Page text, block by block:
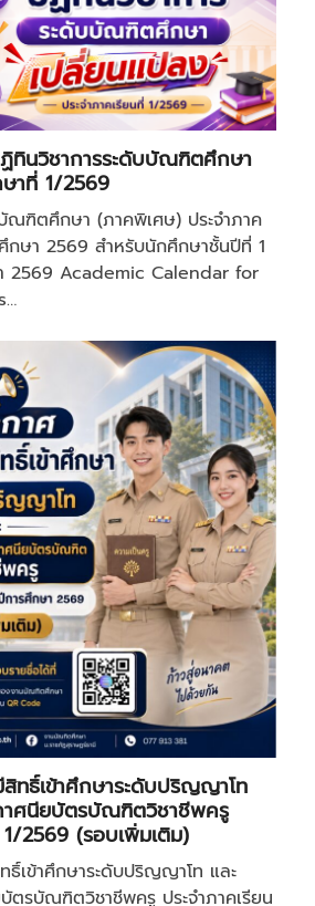
ทินวิชาการระดับบัณฑิตศึกษา
าที่ 1/2569
ณฑิตศึกษา (ภาคพิเศษ) ประจำภาค
กษา 2569 สำหรับนักศึกษาชั้นปีที่ 1
2569 Academic Calendar for
ทธิ์เข้าศึกษาระดับปริญญาโท
าศนียบัตรบัณฑิตวิชาชีพครู
1/2569 (รอบเพิ่มเติม)
ธิ์เข้าศึกษาระดับปริญญาโท และ
ตรบัณฑิตวิชาชีพครู ประจำภาคเรียน